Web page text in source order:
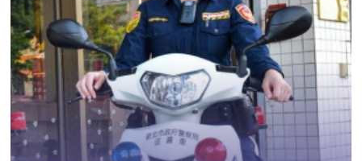
當你遭受到家庭暴力時該如何處理？
如何執行家庭暴力加害人訪查、訪查對象及期間為何?